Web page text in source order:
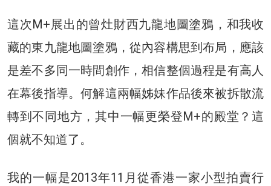
這次M+展出的曾灶財西九龍地圖塗鴉，和我收
藏的東九龍地圖塗鴉，從內容構思到布局，應該
是差不多同一時間創作，相信整個過程是有高人
在幕後指導。何解這兩幅姊妹作品後來被拆散流
轉到不同地方，其中一幅更榮登M+的殿堂？這
個就不知道了。
我的一幅是2013年11月從香港一家小型拍賣行